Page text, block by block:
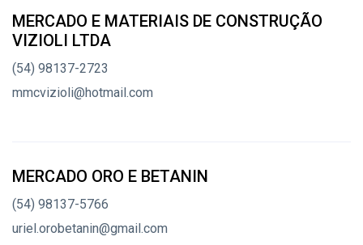
MERCADO E MATERIAIS DE CONSTRUÇÃO
VIZIOLI LTDA
(54) 98137-2723
mmcvizioli@hotmail.com
MERCADO ORO E BETANIN
(54) 98137-5766
uriel.orobetanin@gmail.com